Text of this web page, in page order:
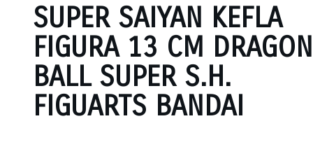
SUPER SAIYAN KEFLA
FIGURA 13 CM DRAGON
BALL SUPER S.H.
FIGUARTS BANDAI